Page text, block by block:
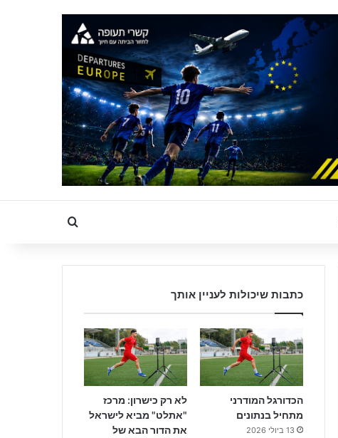
Search for
כתבות שיכולות לעניין אותך
הכדורגל המודרני
מתחיל בנתונים
13 ביולי 2026
לא רק כישרון: מרכז
"אתלט" מביא לישראל
את הדור הבא של